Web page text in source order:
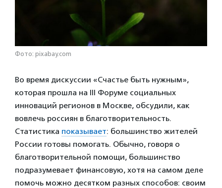
Фото: pixabay.com
Во время дискуссии «Счастье быть нужным»,
которая прошла на III Форуме социальных
инноваций регионов в Москве, обсудили, как
вовлечь россиян в благотворительность.
Статистика показывает: большинство жителей
России готовы помогать. Обычно, говоря о
благотворительной помощи, большинство
подразумевает финансовую, хотя на самом деле
помочь можно десятком разных способов: своим